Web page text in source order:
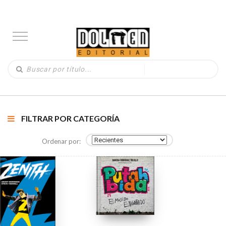
FILTRAR POR CATEGORÍA
Ordenar por: